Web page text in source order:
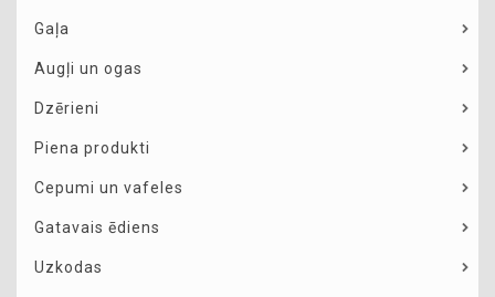
Gaļa
Augļi un ogas
Dzērieni
Piena produkti
Cepumi un vafeles
Gatavais ēdiens
Uzkodas